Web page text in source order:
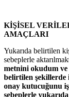
KİŞİSEL
AMAÇLARI
Yukarıda belirtilen
sebeplerle
metnini okudum
belirtilen şekillerde
onay kutucuğunu
sebeplerle